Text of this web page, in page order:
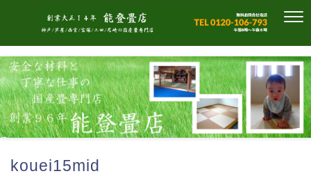
kouei15mid